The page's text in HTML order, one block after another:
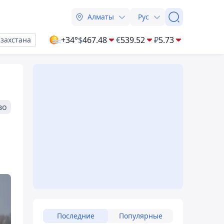
Алматы Рус
+34°$467.48 €539.52 ₽5.73
Последние Популярные